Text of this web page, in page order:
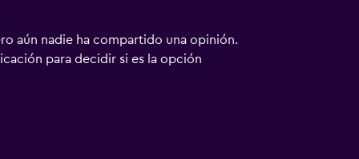
aún nadie ha compartido una opinión.
para decidir si es la opción